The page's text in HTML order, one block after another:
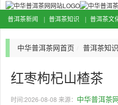
普洱茶新闻 普洱茶知识 普洱茶文
中华普洱茶网首页 普洱茶知识
红枣枸杞山楂茶
时间:2026-08-08 来源： 中华普洱茶